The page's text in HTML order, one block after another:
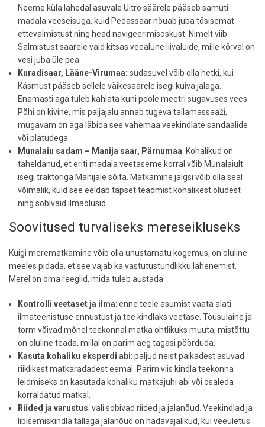
Neeme küla lähedal asuvale Uitro säärele pääseb samuti
madala veeseisuga, kuid Pedassaar nõuab juba tõsisemat
ettevalmistust ning head navigeerimisoskust. Nimelt viib
Salmistust saarele vaid kitsas veealune liivaluide, mille kõrval on
vesi juba üle pea.
Kuradisaar, Lääne-Virumaa: südasuvel võib olla hetki, kui
Käsmust pääseb sellele väikesaarele isegi kuiva jalaga.
Enamasti aga tuleb kahlata kuni poole meetri sügavuses vees.
Põhi on kivine, mis paljajalu annab tugeva tallamassaaži,
mugavam on aga läbida see vahemaa veekindlate sandaalide
või plätudega.
Munalaiu sadam – Manija saar, Pärnumaa: Kohalikud on
täheldanud, et eriti madala veetaseme korral võib Munalaiult
isegi traktoriga Manijale sõita. Matkamine jalgsi võib olla seal
võimalik, kuid see eeldab täpset teadmist kohalikest oludest
ning sobivaid ilmaolusid.
Soovitused turvaliseks mereseikluseks
Kuigi merematkamine võib olla unustamatu kogemus, on oluline
meeles pidada, et see vajab ka vastutustundlikku lähenemist.
Merel on oma reeglid, mida tuleb austada.
Kontrolli veetaset ja ilma: enne teele asumist vaata alati
ilmateenistuse ennustust ja tee kindlaks veetase. Tõusulaine ja
torm võivad mõnel teekonnal matka ohtlikuks muuta, mistõttu
on oluline teada, millal on parim aeg tagasi pöörduda.
Kasuta kohaliku eksperdi abi: paljud neist paikadest asuvad
riiklikest matkaradadest eemal. Parim viis kindla teekonna
leidmiseks on kasutada kohaliku matkajuhi abi või osaleda
korraldatud matkal.
Riided ja varustus: vali sobivad riided ja jalanõud. Veekindlad ja
libisemiskindla tallaga jalanõud on hädavajalikud, kui veeületus